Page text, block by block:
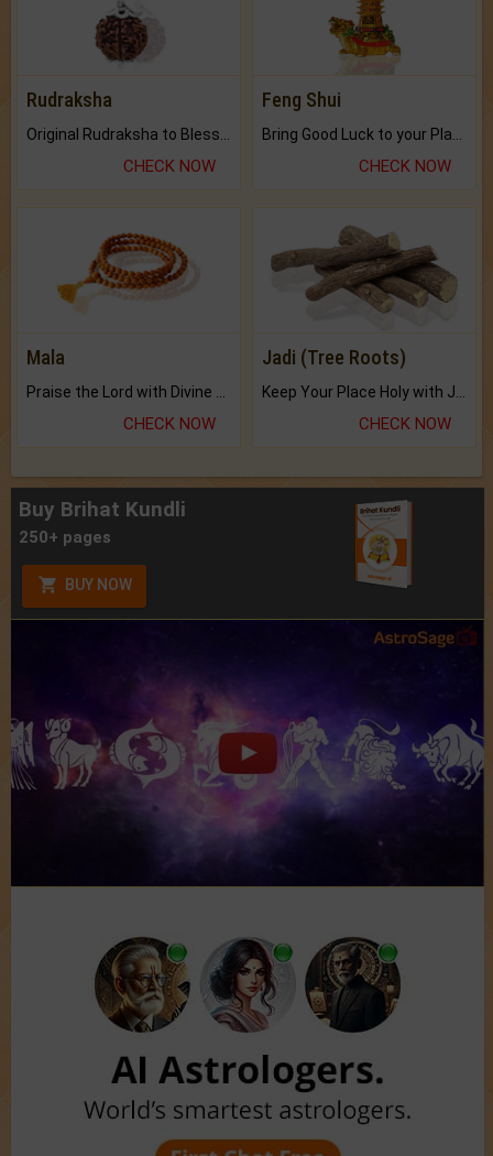
Rudraksha
CHECK NOW
Feng Shui
CHECK NOW
Mala
Praise the Lord with Divine Energies of Mala.
CHECK NOW
Jadi (Tree Roots)
Keep Your Place Holy with Jadi.
CHECK NOW
Buy Brihat Kundli
250+ pages
BUY NOW